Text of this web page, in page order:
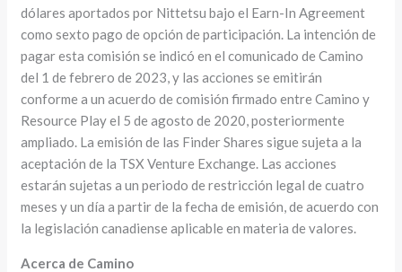
dólares aportados por Nittetsu bajo el Earn-In Agreement
como sexto pago de opción de participación. La intención de
pagar esta comisión se indicó en el comunicado de Camino
del 1 de febrero de 2023, y las acciones se emitirán
conforme a un acuerdo de comisión firmado entre Camino y
Resource Play el 5 de agosto de 2020, posteriormente
ampliado. La emisión de las Finder Shares sigue sujeta a la
aceptación de la TSX Venture Exchange. Las acciones
estarán sujetas a un periodo de restricción legal de cuatro
meses y un día a partir de la fecha de emisión, de acuerdo con
la legislación canadiense aplicable en materia de valores.
Acerca de Camino